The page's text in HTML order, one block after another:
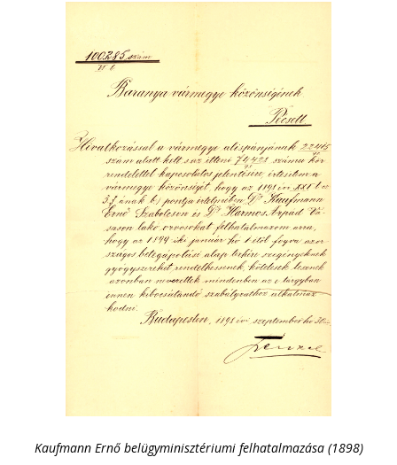
Kaufmann Ernő belügyminisztériumi felhatalmazása (1898)